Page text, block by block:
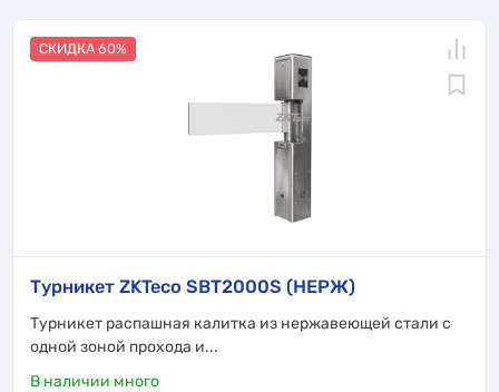
СКИДКА 60%
Турникет ZKTeco SBT2000S (НЕРЖ)
Турникет распашная калитка из нержавеющей стали с
одной зоной прохода и...
В наличии много